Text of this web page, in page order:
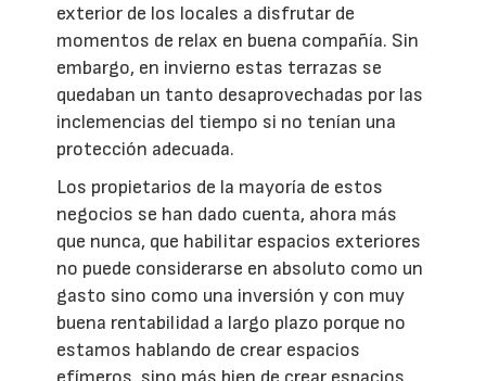
exterior de los locales a disfrutar de
momentos de relax en buena compañía. Sin
embargo, en invierno estas terrazas se
quedaban un tanto desaprovechadas por las
inclemencias del tiempo si no tenían una
protección adecuada.
Los propietarios de la mayoría de estos
negocios se han dado cuenta, ahora más
que nunca, que habilitar espacios exteriores
no puede considerarse en absoluto como un
gasto sino como una inversión y con muy
buena rentabilidad a largo plazo porque no
estamos hablando de crear espacios